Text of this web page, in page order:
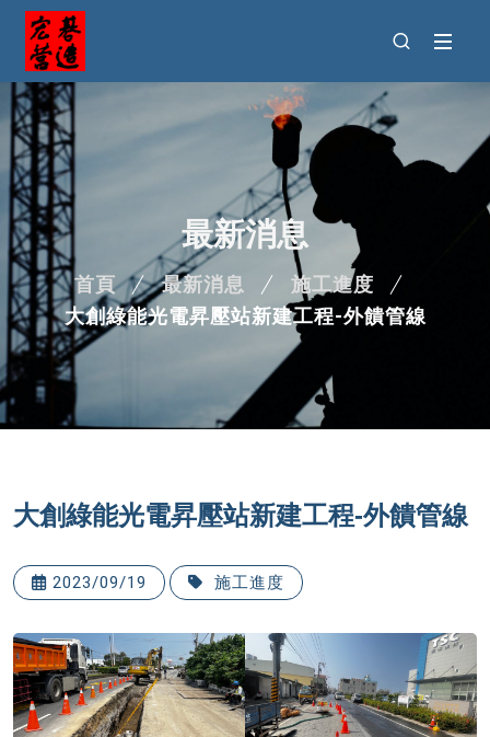
最新消息
首頁 最新消息
施工進度
大創綠能光電昇壓站新建工程-外饋管線
大創綠能光電昇壓站新建工程-外饋管線
2023/09/19 施工進度